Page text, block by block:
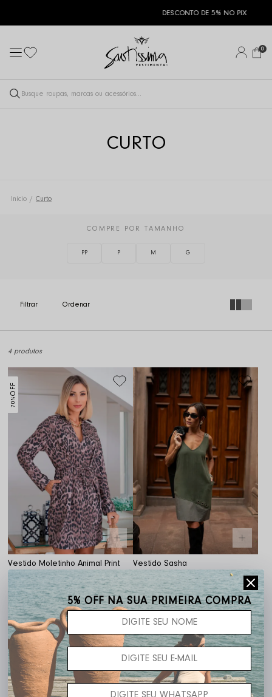
DESCONTO DE 5% NO PIX
0
CURTO
Início Curto
COMPRE POR TAMANHO
PP P M G
4 produtos
70%
OFF
Vestido Moletinho Animal Print
R$ 574,00
R$ 172,20
Vestido Sasha
R$ 419,00
50%
OFF
50%
OFF
5% OFF NA SUA PRIMEIRA COMPRA